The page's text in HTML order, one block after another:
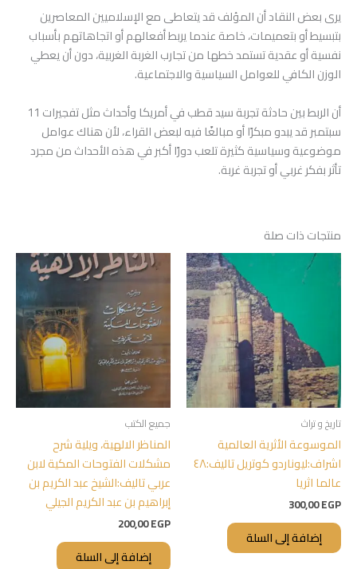
يرى بعض النقاد أن المؤلف قد يتعاطى مع الإسلاميين المعاصرين
بتبسيط أو بتعميمات، خاصة عندما يربط أفعالهم أو اتجاهاتهم بأسباب
نفسية أو عقدية تستمد خطها من تجارب الغربة الغربية، دون أن يعطي
الوزن الكافي للعوامل السياسية والاجتماعية.
أن الربط بين حادثة تجربة سيد قطب في أمريكا وأحداث مثل تفجيرات 11
سبتمبر قد يبدو مبكرًا أو مبالغًا فيه لبعض القراء، لأن هناك عوامل
موضوعية وسياسية كثيرة تلعب دورًا أكبر في هذه الأحداث من مجرد
تأثر بفكر غربي أو تجربة غربة.
منتجات ذات صلة
تاريخ و تراث
الموسوعة الأثرية العالمية
اشراف:ليوناردو كوتريل تاليف:٤٨
عالما اثريا
300,00EGP
إضافة إلى السلة
جميع الكتب
المناظر الالهية، ويلية شرح
مشكلات الفتوحات المكية لابن
عربي تاليف:الشيخ عبد الكريم بن
إبراهيم بن عبد الكريم الجيلي
200,00EGP
إضافة إلى السلة